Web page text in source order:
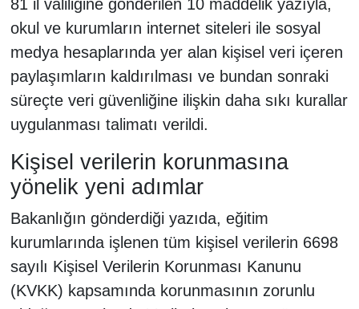
81 il valiliğine gönderilen 10 maddelik yazıyla,
okul ve kurumların internet siteleri ile sosyal
medya hesaplarında yer alan kişisel veri içeren
paylaşımların kaldırılması ve bundan sonraki
süreçte veri güvenliğine ilişkin daha sıkı kurallar
uygulanması talimatı verildi.
Kişisel verilerin korunmasına
yönelik yeni adımlar
Bakanlığın gönderdiği yazıda, eğitim
kurumlarında işlenen tüm kişisel verilerin 6698
sayılı Kişisel Verilerin Korunması Kanunu
(KVKK) kapsamında korunmasının zorunlu